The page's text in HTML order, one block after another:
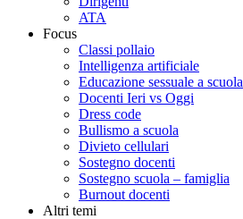
ATA
Focus
Classi pollaio
Intelligenza artificiale
Educazione sessuale a scuola
Docenti Ieri vs Oggi
Dress code
Bullismo a scuola
Divieto cellulari
Sostegno docenti
Sostegno scuola – famiglia
Burnout docenti
Altri temi